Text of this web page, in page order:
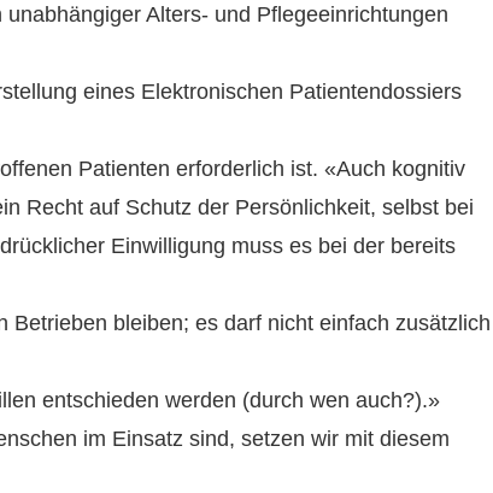
Alters- und Pflegeeinrichtungen
eines Elektronischen Patientendossiers
Patienten erforderlich ist. «Auch kognitiv
Recht auf Schutz der Persönlichkeit, selbst bei
Einwilligung muss es bei der bereits
Betrieben bleiben; es darf nicht einfach zusätzlich
entschieden werden (durch wen auch?).»
im Einsatz sind, setzen wir mit diesem